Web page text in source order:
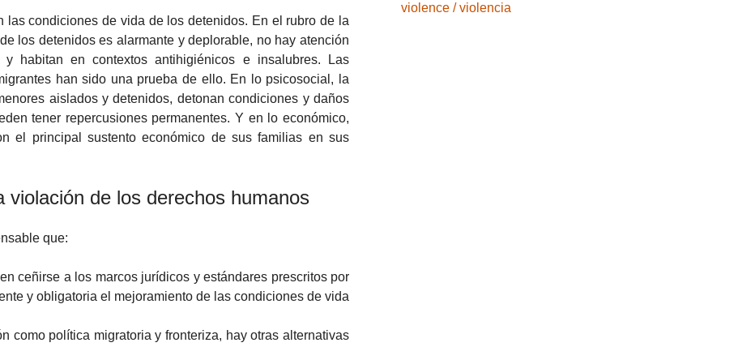
las condiciones de vida de los detenidos. En el rubro de la
los detenidos es alarmante y deplorable, no hay atención
y habitan en contextos antihigiénicos e insalubres. Las
han sido una prueba de ello. En lo psicosocial, la
aislados y detenidos, detonan condiciones y daños
tener repercusiones permanentes. Y en lo económico,
el principal sustento económico de sus familias en sus
violación de los derechos humanos
que:
ceñirse a los marcos jurídicos y estándares prescritos por
y obligatoria el mejoramiento de las condiciones de vida
como política migratoria y fronteriza, hay otras alternativas
violence / violencia